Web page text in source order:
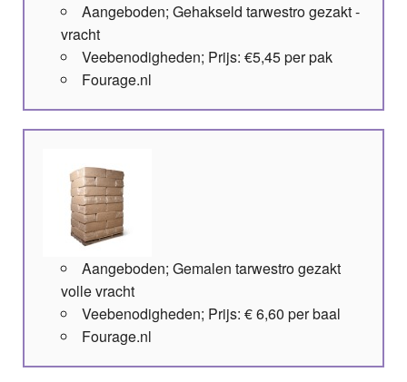
Aangeboden; Gehakseld tarwestro gezakt -
vracht
Veebenodigheden; Prijs: €5,45 per pak
Fourage.nl
Aangeboden; Gemalen tarwestro gezakt
volle vracht
Veebenodigheden; Prijs: € 6,60 per baal
Fourage.nl